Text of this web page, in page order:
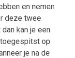
en nemen
deze twee
kan je een
op
je na de